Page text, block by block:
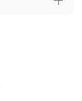
BWT08C-